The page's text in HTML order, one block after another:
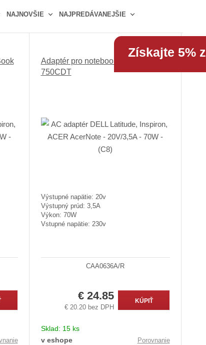
NAJNOVŠIE NAJPREDÁVANEJŠIE
r
o
p
i
s
b
ľ
o
p
i
a
o
i
s
Adaptér pro notebook CTX EzBook
750CDT
Výstupné napätie: 20v
Výstupný prúd: 3,5A
Výkon: 70W
Vstupné napätie: 230v
CAA0636A/R
€ 24.85
€ 20.20 bez DPH
KÚPIŤ
Sklad: 15 ks
v eshope
Porovnanie
Získajte 5%